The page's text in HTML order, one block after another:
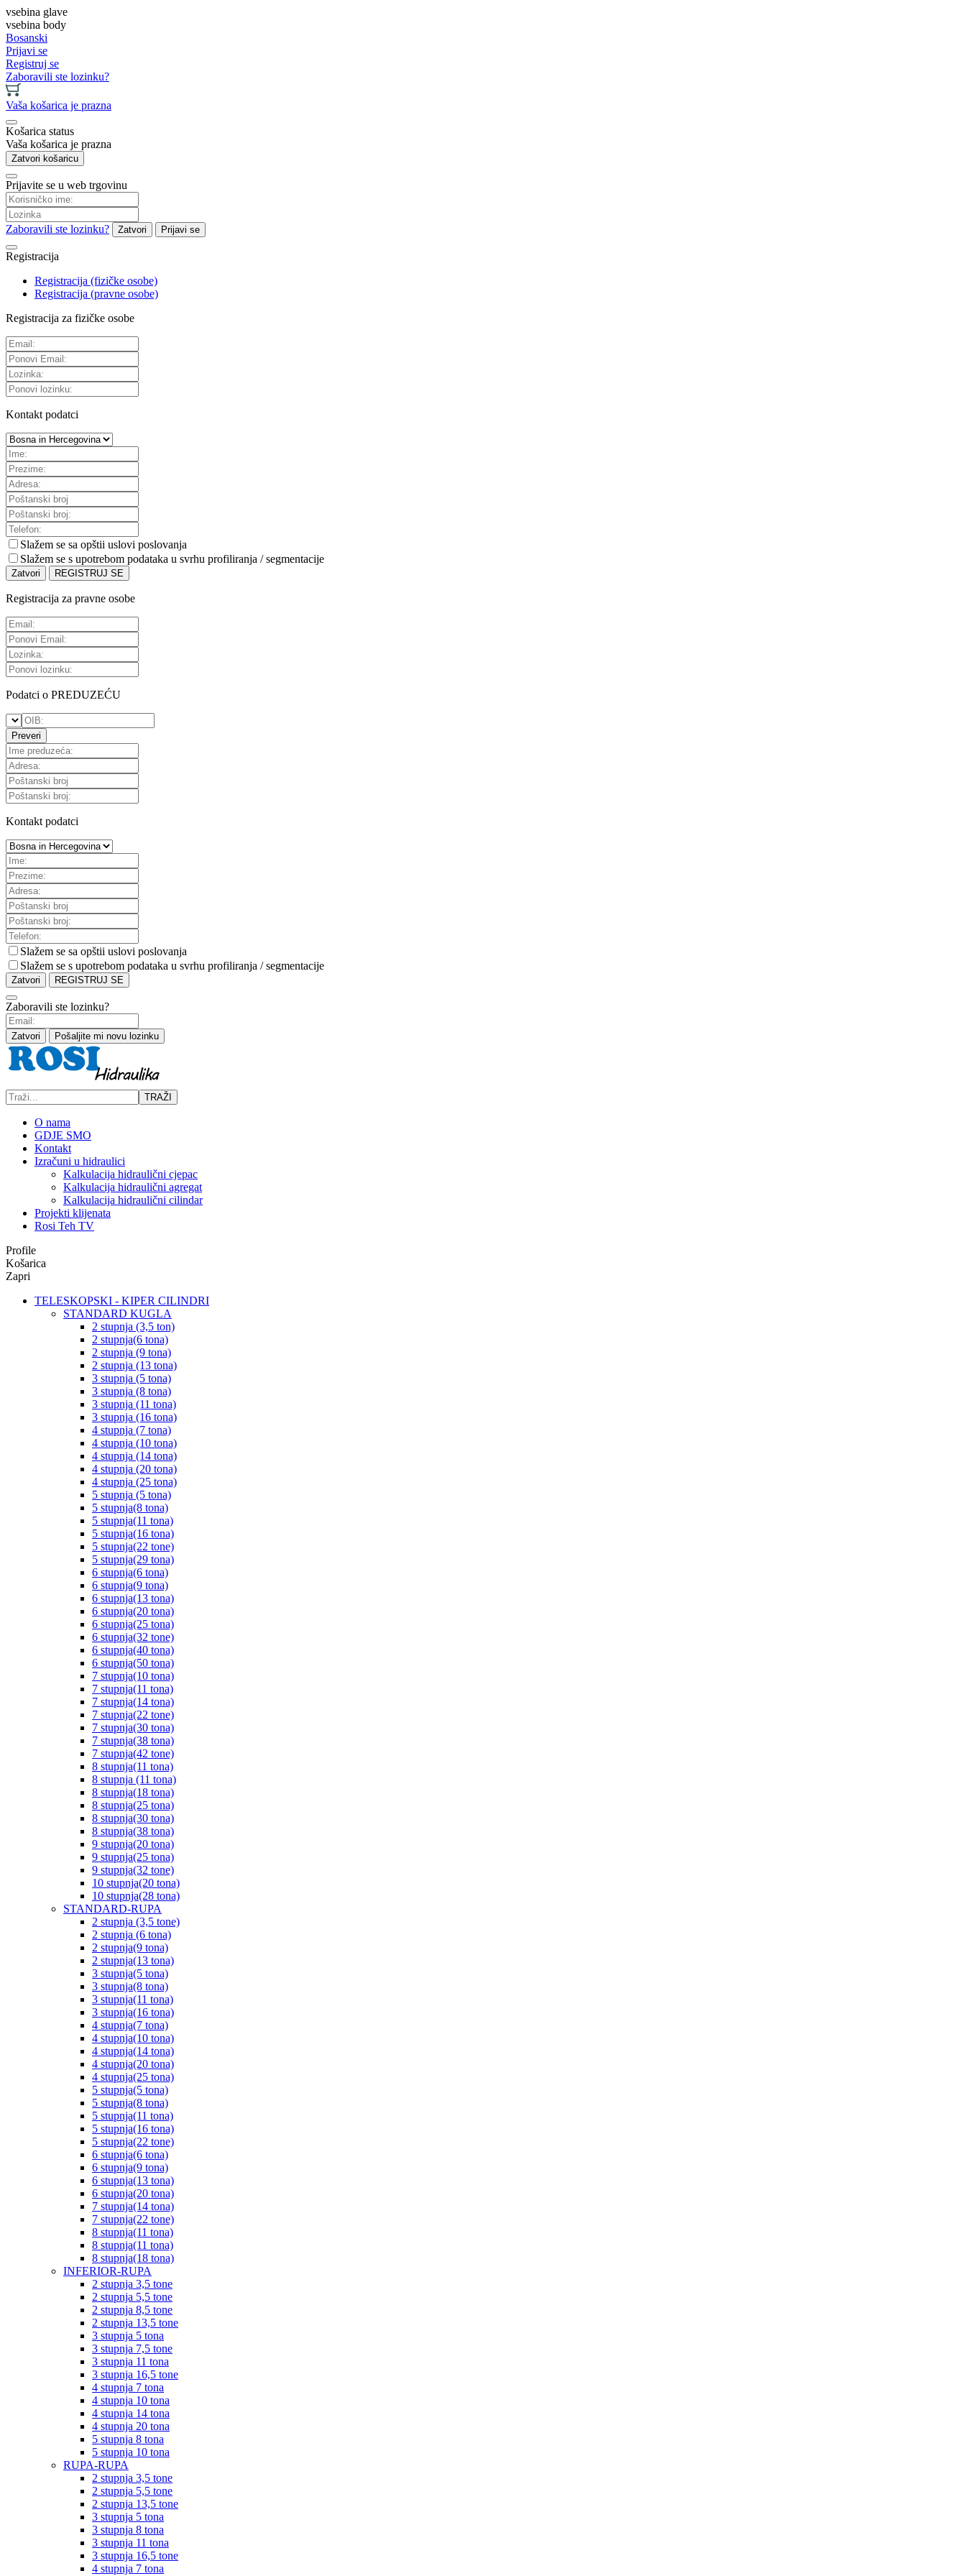
vsebina glave
vsebina body
Bosanski
Prijavi se
Registruj se
Zaboravili ste lozinku?
Vaša košarica je prazna
Košarica status
Vaša košarica je prazna
Zatvori košaricu
Prijavite se u web trgovinu
Zaboravili ste lozinku? Zatvori Prijavi se
Registracija
Registracija (fizičke osobe)
Registracija (pravne osobe)
Registracija za fizičke osobe
Kontakt podatci
Slažem se sa opštii uslovi poslovanja
Slažem se s upotrebom podataka u svrhu profiliranja / segmentacije
Zatvori REGISTRUJ SE
Registracija za pravne osobe
Podatci o PREDUZEĆU
Preveri
Kontakt podatci
Slažem se sa opštii uslovi poslovanja
Slažem se s upotrebom podataka u svrhu profiliranja / segmentacije
Zatvori REGISTRUJ SE
Zaboravili ste lozinku?
Zatvori Pošaljite mi novu lozinku
TRAŽI
O nama
GDJE SMO
Kontakt
Izračuni u hidraulici
Kalkulacija hidraulični cjepac
Kalkulacija hidraulični agregat
Kalkulacija hidraulični cilindar
Projekti klijenata
Rosi Teh TV
Profile
Košarica
Zapri
TELESKOPSKI - KIPER CILINDRI
STANDARD KUGLA
2 stupnja (3,5 ton)
2 stupnja(6 tona)
2 stupnja (9 tona)
2 stupnja (13 tona)
3 stupnja (5 tona)
3 stupnja (8 tona)
3 stupnja (11 tona)
3 stupnja (16 tona)
4 stupnja (7 tona)
4 stupnja (10 tona)
4 stupnja (14 tona)
4 stupnja (20 tona)
4 stupnja (25 tona)
5 stupnja (5 tona)
5 stupnja(8 tona)
5 stupnja(11 tona)
5 stupnja(16 tona)
5 stupnja(22 tone)
5 stupnja(29 tona)
6 stupnja(6 tona)
6 stupnja(9 tona)
6 stupnja(13 tona)
6 stupnja(20 tona)
6 stupnja(25 tona)
6 stupnja(32 tone)
6 stupnja(40 tona)
6 stupnja(50 tona)
7 stupnja(10 tona)
7 stupnja(11 tona)
7 stupnja(14 tona)
7 stupnja(22 tone)
7 stupnja(30 tona)
7 stupnja(38 tona)
7 stupnja(42 tone)
8 stupnja(11 tona)
8 stupnja (11 tona)
8 stupnja(18 tona)
8 stupnja(25 tona)
8 stupnja(30 tona)
8 stupnja(38 tona)
9 stupnja(20 tona)
9 stupnja(25 tona)
9 stupnja(32 tone)
10 stupnja(20 tona)
10 stupnja(28 tona)
STANDARD-RUPA
2 stupnja (3,5 tone)
2 stupnja (6 tona)
2 stupnja(9 tona)
2 stupnja(13 tona)
3 stupnja(5 tona)
3 stupnja(8 tona)
3 stupnja(11 tona)
3 stupnja(16 tona)
4 stupnja(7 tona)
4 stupnja(10 tona)
4 stupnja(14 tona)
4 stupnja(20 tona)
4 stupnja(25 tona)
5 stupnja(5 tona)
5 stupnja(8 tona)
5 stupnja(11 tona)
5 stupnja(16 tona)
5 stupnja(22 tone)
6 stupnja(6 tona)
6 stupnja(9 tona)
6 stupnja(13 tona)
6 stupnja(20 tona)
7 stupnja(14 tona)
7 stupnja(22 tone)
8 stupnja(11 tona)
8 stupnja(11 tona)
8 stupnja(18 tona)
INFERIOR-RUPA
2 stupnja 3,5 tone
2 stupnja 5,5 tone
2 stupnja 8,5 tone
2 stupnja 13,5 tone
3 stupnja 5 tona
3 stupnja 7,5 tone
3 stupnja 11 tona
3 stupnja 16,5 tone
4 stupnja 7 tona
4 stupnja 10 tona
4 stupnja 14 tona
4 stupnja 20 tona
5 stupnja 8 tona
5 stupnja 10 tona
RUPA-RUPA
2 stupnja 3,5 tone
2 stupnja 5,5 tone
2 stupnja 13,5 tone
3 stupnja 5 tona
3 stupnja 8 tona
3 stupnja 11 tona
3 stupnja 16,5 tone
4 stupnja 7 tona